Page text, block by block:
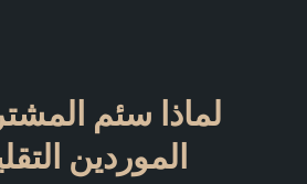
لماذا سئم
الموردين